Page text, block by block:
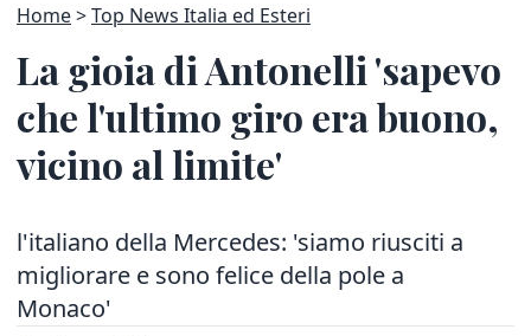
Home Top News Italia ed Esteri
La gioia di Antonelli 'sapevo
che l'ultimo giro era buono,
vicino al limite'
l'italiano della Mercedes: 'siamo riusciti a
migliorare e sono felice della pole a
Monaco'